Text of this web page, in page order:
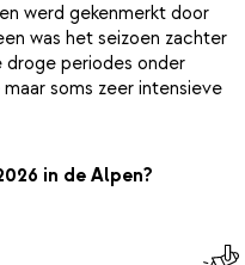
werd gekenmerkt door
was het seizoen zachter
droge periodes onder
soms zeer intensieve
in de Alpen?